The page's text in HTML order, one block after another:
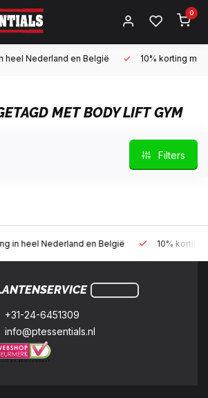
0
en België 10% korting met een
MET BODY LIFT GYM
Filters
en België 10% korting met een
+31-24-6451309
info@ptessentials.nl